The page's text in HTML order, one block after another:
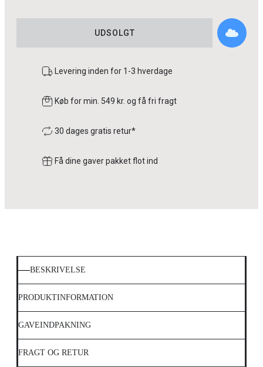
UDSOLGT
Levering inden for 1-3 hverdage
Køb for min. 549 kr. og få fri fragt
30 dages gratis retur*
Få dine gaver pakket flot ind
BESKRIVELSE
PRODUKTINFORMATION
GAVEINDPAKNING
FRAGT OG RETUR